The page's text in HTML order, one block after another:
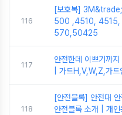
116
[보호복]
500 ,4510,
570,50425
117
안전한데 이쁘기까
| 가드H,V,W,Z,가
118
[안전블록] 안전대
안전블록 소개 | 개